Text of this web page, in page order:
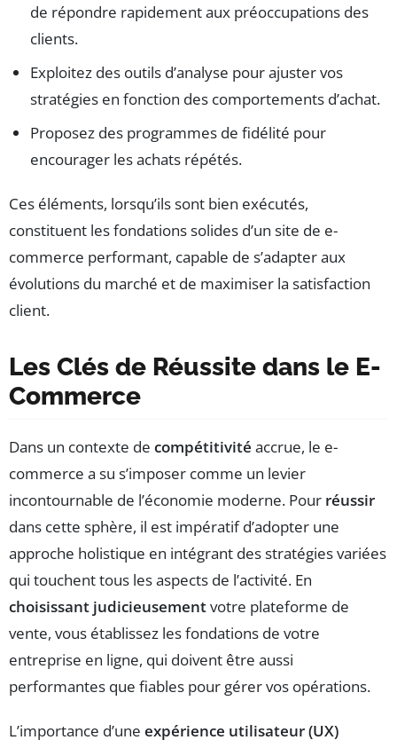
de répondre rapidement aux préoccupations des
clients.
Exploitez des outils d’analyse pour ajuster vos
stratégies en fonction des comportements d’achat.
Proposez des programmes de fidélité pour
encourager les achats répétés.
Ces éléments, lorsqu’ils sont bien exécutés,
constituent les fondations solides d’un site de e-
commerce performant, capable de s’adapter aux
évolutions du marché et de maximiser la satisfaction
client.
Les Clés de Réussite dans le E-
Commerce
Dans un contexte de compétitivité accrue, le e-
commerce a su s’imposer comme un levier
incontournable de l’économie moderne. Pour réussir
dans cette sphère, il est impératif d’adopter une
approche holistique en intégrant des stratégies variées
qui touchent tous les aspects de l’activité. En
choisissant judicieusementvotre plateforme de
vente, vous établissez les fondations de votre
entreprise en ligne, qui doivent être aussi
performantes que fiables pour gérer vos opérations.
L’importance d’une expérience utilisateur (UX)